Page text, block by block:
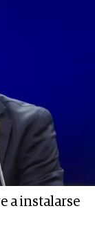
a instalarse